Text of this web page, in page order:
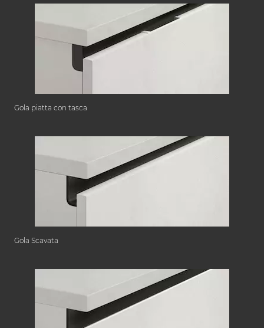
Gola piatta con tasca
Gola Scavata